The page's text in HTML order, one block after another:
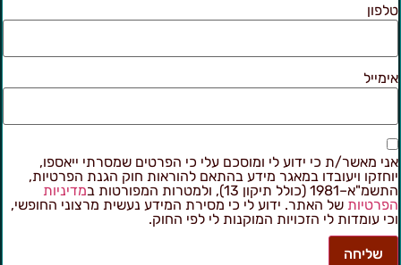
מאשר/ת כי ידוע לי ומוסכם עלי כי הפרטים שמסרתי ייאספו,
ויעובדו במאגר מידע בהתאם להוראות חוק הגנת הפרטיות,
(כולל תיקון 13), ולמטרות המפורטות ב
מדיניות
של האתר. ידוע לי כי מסירת המידע נעשית מרצוני החופשי,
עומדות לי הזכויות המוקנות לי לפי החוק.
שליחה